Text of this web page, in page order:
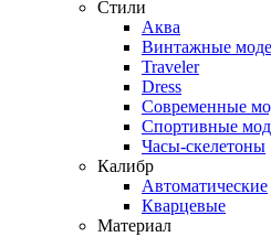
Стили
Аква
Винтажные
Traveler
Dress
Современные
Спортивные
Часы-скелетоны
Калибр
Автоматические
Кварцевые
Материал